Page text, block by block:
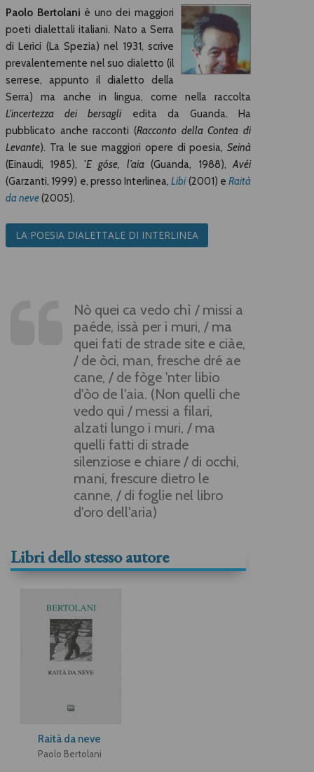
Paolo Bertolani è uno dei maggiori
poeti dialettali italiani. Nato a Serra
di Lerici (La Spezia) nel 1931, scrive
prevalentemente nel suo dialetto (il
serrese, appunto il dialetto della
Serra) ma anche in lingua, come nella raccolta
L'incertezza dei bersagliedita da Guanda. Ha
pubblicato anche racconti (Racconto della Contea di
Levante). Tra le sue maggiori opere di poesia, Seinà
(Einaudi, 1985), ’E góse, l’aia(Guanda, 1988),Avéi
(Garzanti, 1999) e, presso Interlinea,Libi(2001) e Raità
da neve(2005).
LA POESIA DIALETTALE DI INTERLINEA
Nò quei ca vedo chì / missi a
paéde, issà per i muri, / ma
quei fati de strade site e ciàe,
/ de òci, man, fresche dré ae
cane, / de fòge 'nter libio
d'òo de l'aia. (Non quelli che
vedo qui / messi a filari,
alzati lungo i muri, / ma
quelli fatti di strade
silenziose e chiare / di occhi,
mani, frescure dietro le
canne, / di foglie nel libro
d'oro dell'aria)
Libri dello stesso autore
Raità da neve
Paolo Bertolani